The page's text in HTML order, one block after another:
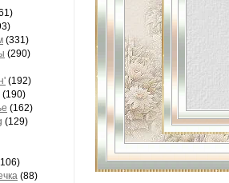
(331)
(290)
(192)
(190)
(162)
(129)
(88)